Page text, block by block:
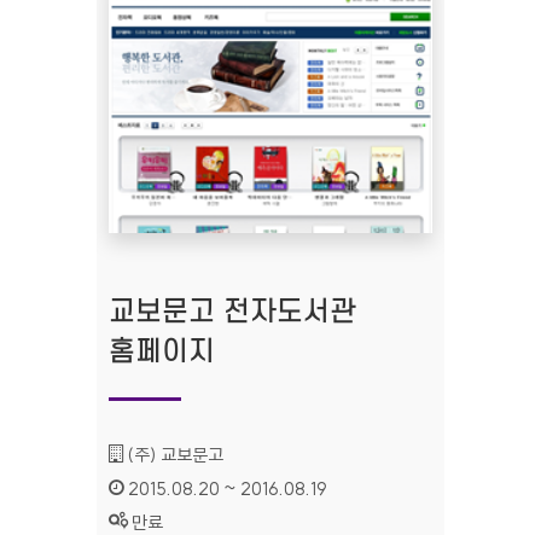
교보문고 전자도서관
홈페이지
기관명 :
(주) 교보문고
인증기간 :
2015.08.20 ~ 2016.08.19
상태 :
만료